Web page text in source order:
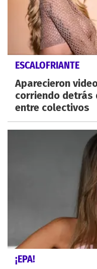
ESCALOFRIANTE
Aparecieron
corriendo detrás
entre colectivos
¡EPA!